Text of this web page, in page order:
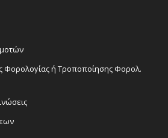
Φορολογίας ή Τροποποίησης Φορολ.